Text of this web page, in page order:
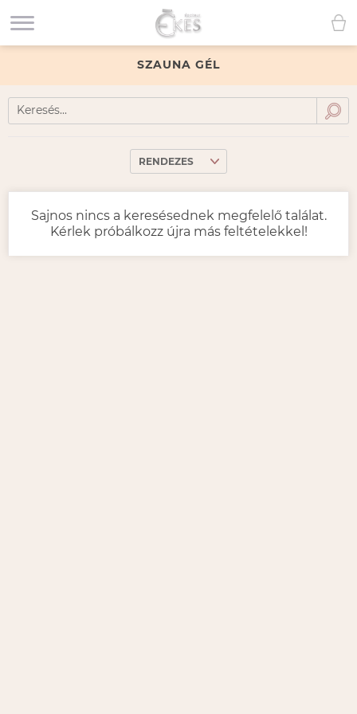
SZAUNA GÉL
Sajnos nincs a keresésednek megfelelő találat.
Kérlek próbálkozz újra más feltételekkel!